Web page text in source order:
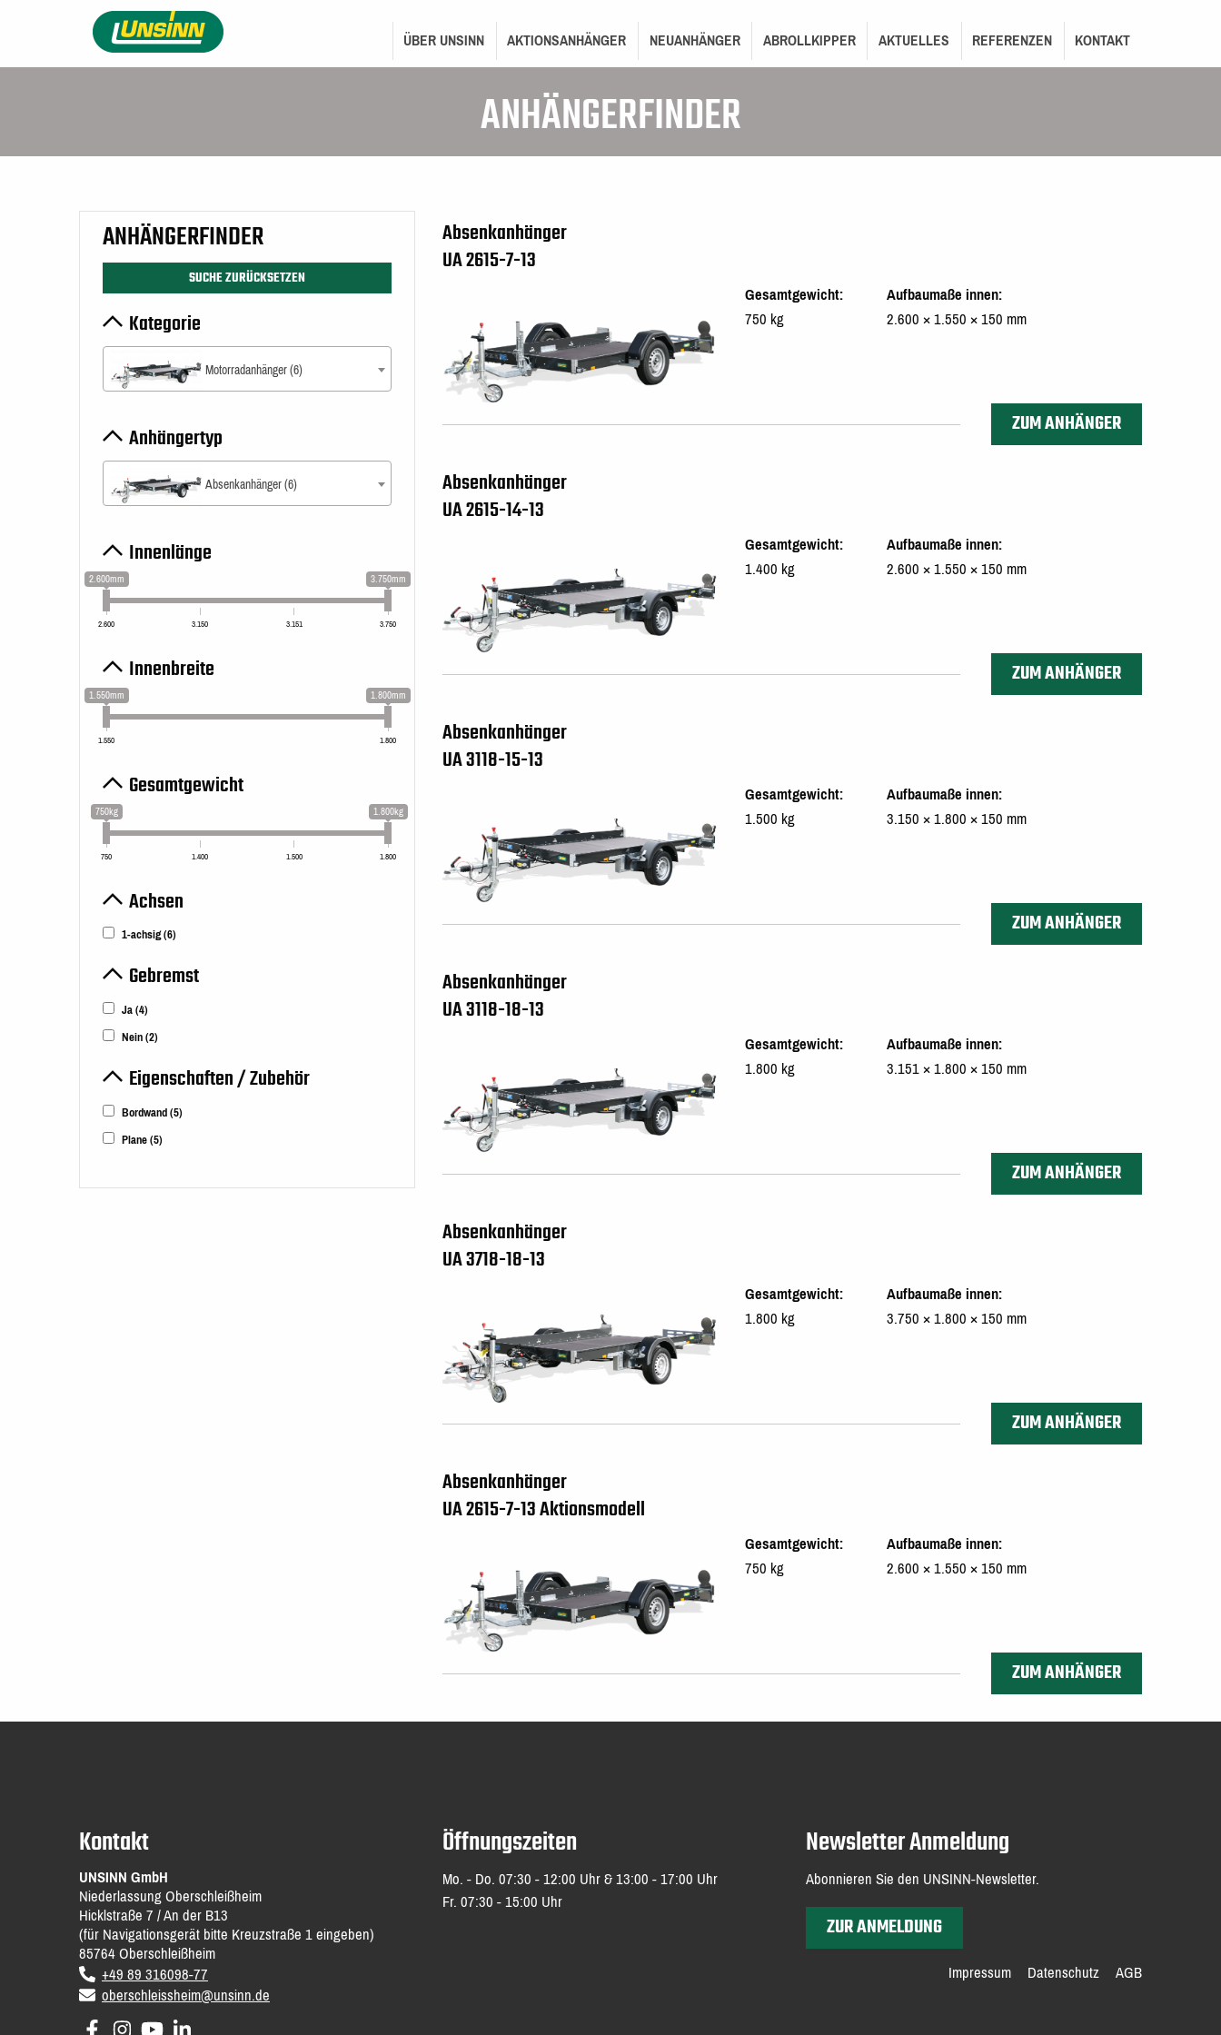
Inhalt
HAUPTNAVIGATIONÜBER UNSINN AKTIONSANHÄNGER NEUANHÄNGER ABROLLKIPPER AKTUELLES REFERENZEN KONTAKT
ANHÄNGERFINDER
Absenkanhänger
UA 2615-7-13
Gesamtgewicht
750 kg
Aufbaumaße innen
2.600 × 1.550 × 150 mm
ZUM ANHÄNGER
Absenkanhänger
UA 2615-14-13
Gesamtgewicht
1.400 kg
Aufbaumaße innen
2.600 × 1.550 × 150 mm
ZUM ANHÄNGER
Absenkanhänger
UA 3118-15-13
Gesamtgewicht
1.500 kg
Aufbaumaße innen
3.150 × 1.800 × 150 mm
ZUM ANHÄNGER
Absenkanhänger
UA 3118-18-13
Gesamtgewicht
1.800 kg
Aufbaumaße innen
3.151 × 1.800 × 150 mm
ZUM ANHÄNGER
Absenkanhänger
UA 3718-18-13
Gesamtgewicht
1.800 kg
Aufbaumaße innen
3.750 × 1.800 × 150 mm
ZUM ANHÄNGER
Absenkanhänger
UA 2615-7-13 Aktionsmodell
Gesamtgewicht
750 kg
Aufbaumaße innen
2.600 × 1.550 × 150 mm
ZUM ANHÄNGER
ANHÄNGERFINDER
SUCHE ZURÜCKSETZEN
Kategorie
Motorradanhänger (6)
Anhängertyp
Absenkanhänger (6)
Innenlänge
2.600mm 3.750mm
2.600 3.150 3.151 3.750
Innenbreite
1.550mm 1.800mm
1.550 1.800
Gesamtgewicht
750kg 1.800kg
750 1.400 1.500 1.800
Achsen
1-achsig(6)
Gebremst
Ja(4)
Nein(2)
Eigenschaften / Zubehör
Bordwand(5)
Plane(5)
Kontakt
UNSINN GmbH
Niederlassung Oberschleißheim
Hicklstraße 7 / An der B13
(für Navigationsgerät bitte Kreuzstraße 1 eingeben)
85764Oberschleißheim
DE voice
+49 89 316098-77
email
oberschleissheim@unsinn.de
Öffnungszeiten
Mo. - Do. 07:30 - 12:00 Uhr & 13:00 - 17:00 Uhr
Fr. 07:30 - 15:00 Uhr
Newsletter Anmeldung
Abonnieren Sie den UNSINN-Newsletter.
ZUR ANMELDUNG
Impressum
Datenschutz AGB